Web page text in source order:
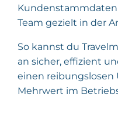
Team gezielt in der
So kannst du
an sicher, effizient
einen reibungslosen
Mehrwert im